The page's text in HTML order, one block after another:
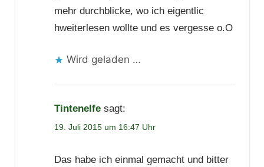
mehr durchblicke, wo ich eigentlic
hweiterlesen wollte und es vergesse o.O
Wird geladen …
Tintenelfe sagt:
19. Juli 2015 um 16:47 Uhr
Das habe ich einmal gemacht und bitter